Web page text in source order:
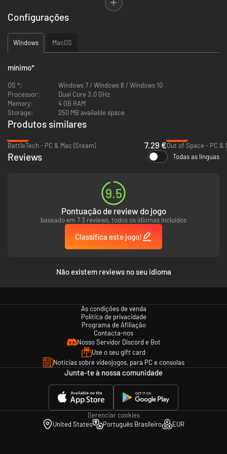
Play project cards, build up production, place your cities and green areas
on the map, and race for milestones and awards!
Will your corporation lead the way into humanity’s new
era?
Configurações
Windows MacOS
mínimo*
OS *:
Windows 7 / Windows 8 / Windows 10
Processor:
Dual Core 3.0 GHz
Memory:
4 GB RAM
Storage:
250 MB available space
Produtos similares
BattleTech - PC & Mac (Steam)
7.29 €Out of Space - PC &
Reviews Todas as línguas
9.5
Pontuação de review do jogo
baseado em 7 3 reviews, todos os idiomas incluídos
Classifica este jogo!
Não existem reviews no seu idioma
As condições de venda
Política de privacidade
Programa de Afiliação
Contacta-nos
Nosso Servidor Discord e Bot
Use o seu gift card
Notícias sobre videojogos, para PC e consolas
Junta-te à nossa comunidade
Gerenciar cookies
United States
Português Brasileiro EUR